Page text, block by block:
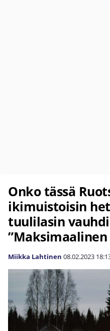
Onko tässä
ikimuistoisin
tuulilasin
”Maksimaalinen
Miikka Lahtinen 08.02.2023